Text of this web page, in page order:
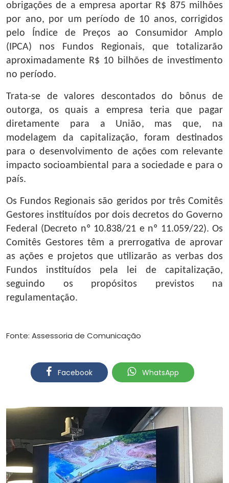
obrigações de a empresa aportar R$ 875 milhões
por ano, por um período de 10 anos, corrigidos
pelo Índice de Preços ao Consumidor Amplo
(IPCA) nos Fundos Regionais, que totalizarão
aproximadamente R$ 10 bilhões de investimento
no período.
Trata-se de valores descontados do bônus de
outorga, os quais a empresa teria que pagar
diretamente para a União, mas que, na
modelagem da capitalização, foram destinados
para o desenvolvimento de ações com relevante
impacto socioambiental para a sociedade e para o
país.
Os Fundos Regionais são geridos por três Comitês
Gestores instituídos por dois decretos do Governo
Federal (Decreto nº 10.838/21 e nº 11.059/22). Os
Comitês Gestores têm a prerrogativa de aprovar
as ações e projetos que utilizarão as verbas dos
Fundos instituídos pela lei de capitalização,
seguindo os propósitos previstos na
regulamentação.
Fonte: Assessoria de Comunicação
Facebook WhatsApp